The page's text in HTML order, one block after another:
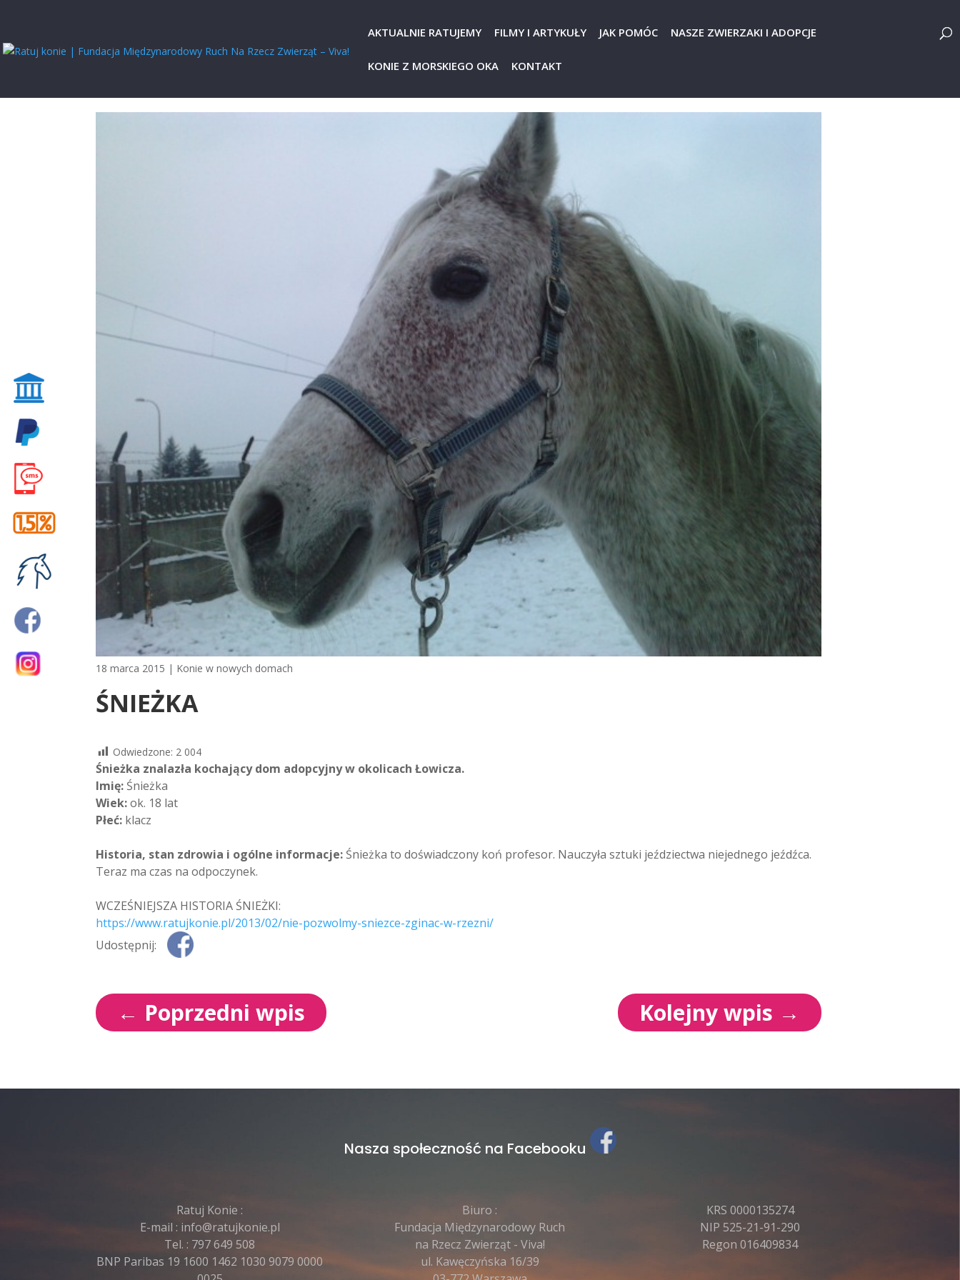
AKTUALNIE RATUJEMY FILMY I ARTYKUŁY JAK POMÓC NASZE ZWIERZAKI I ADOPCJE
KONIE Z MORSKIEGO OKA KONTAKT
18 marca 2015 | Konie w nowych domach
ŚNIEŻKA
Odwiedzone: 2 004
Śnieżka znalazła kochający dom adopcyjny w okolicach Łowicza.
Imię: Śnieżka
Wiek:ok. 18 lat
Płeć: klacz
Historia, stan zdrowia i ogólne informacje: Śnieżka to doświadczony koń profesor. Nauczyła sztuki jeździectwa niejednego jeźdźca.
Teraz ma czas na odpoczynek.
WCZEŚNIEJSZA HISTORIA ŚNIEŻKI:
https://www.ratujkonie.pl/2013/02/nie-pozwolmy-sniezce-zginac-w-rzezni/
Udostępnij:
← Poprzedni wpis Kolejny wpis →
Nasza społeczność na Facebooku
Ratuj Konie :
E-mail : info@ratujkonie.pl
Tel. : 797 649 508
BNP Paribas 19 1600 1462 1030 9079 0000
Biuro :
Fundacja Międzynarodowy Ruch
na Rzecz Zwierząt - Viva!
ul. Kawęczyńska 16/39
KRS 0000135274
NIP 525-21-91-290
Regon 016409834